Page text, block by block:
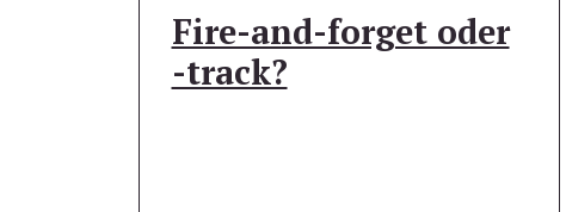
Fire-and-forget oder
-track?